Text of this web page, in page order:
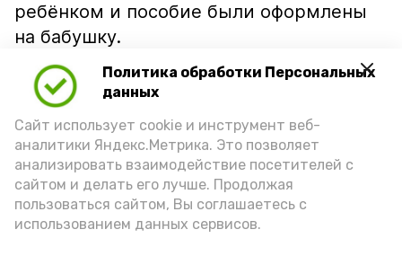
Политика обработки Персональных
данных
Сайт использует cookie и инструмент веб-
аналитики Яндекс.Метрика. Это позволяет
анализировать взаимодействие посетителей с
сайтом и делать его лучше. Продолжая
пользоваться сайтом, Вы соглашаетесь с
использованием данных сервисов.
ребёнком и пособие были оформлены
на бабушку.
Суд не согласился с этим, указав, что
закон допускает уход за ребёнком
несколькими лицами и не считает
получение пособия одним родителем
основанием для отказа другому, если
тот фактически ухаживает за ребёнком.
Установлено, что бабушка лишь